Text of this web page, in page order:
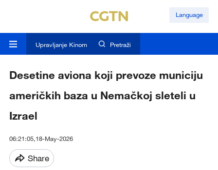
Language
Upravljanje Kinom Pretraži
Desetine aviona koji prevoze municiju
američkih baza u Nemačkoj sleteli u
Izrael
06:21:05,18-May-2026
Share